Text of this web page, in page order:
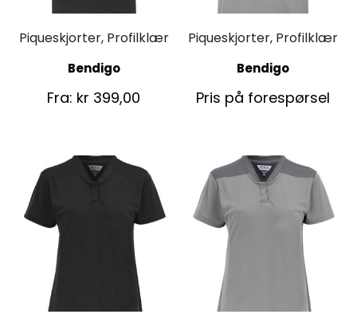
Piqueskjorter, Profilklær
Bendigo
Fra: kr 399,00
Piqueskjorter, Profilklær
Bendigo
Pris på forespørsel